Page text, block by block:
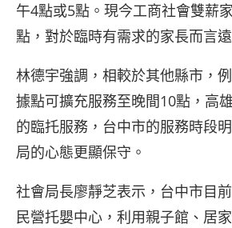
午4點或5點。現今工商社會雙薪
點，對於臨時有需求的家長而言
林德宇強調，相較於其他縣市，
據點可擴充服務至晚間10點，高
的臨托服務，台中市的服務時段
局的心態更顯保守。
社會局長廖靜芝表示，台中市目
民營托嬰中心，利用親子館、居